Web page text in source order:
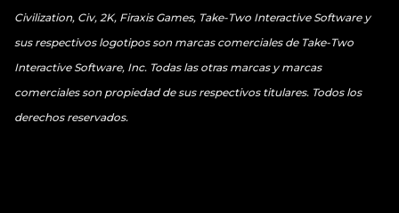
Civilization, Civ, 2K, Firaxis Games, Take-Two Interactive Software y
sus respectivos logotipos son marcas comerciales de Take-Two
Interactive Software, Inc. Todas las otras marcas y marcas
comerciales son propiedad de sus respectivos titulares. Todos los
derechos reservados.